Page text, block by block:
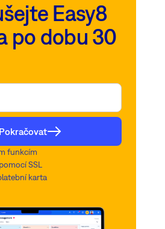
Easy8
po dobu 30
Pokračovat
funkcím
SSL
karta